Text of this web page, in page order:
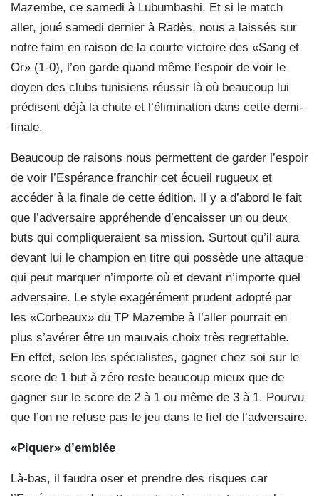
Mazembe, ce samedi à Lubumbashi. Et si le match
aller, joué samedi dernier à Radès, nous a laissés sur
notre faim en raison de la courte victoire des «Sang et
Or» (1-0), l’on garde quand même l’espoir de voir le
doyen des clubs tunisiens réussir là où beaucoup lui
prédisent déjà la chute et l’élimination dans cette demi-
finale.
Beaucoup de raisons nous permettent de garder l’espoir
de voir l’Espérance franchir cet écueil rugueux et
accéder à la finale de cette édition. Il y a d’abord le fait
que l’adversaire appréhende d’encaisser un ou deux
buts qui compliqueraient sa mission. Surtout qu’il aura
devant lui le champion en titre qui possède une attaque
qui peut marquer n’importe où et devant n’importe quel
adversaire. Le style exagérément prudent adopté par
les «Corbeaux» du TP Mazembe à l’aller pourrait en
plus s’avérer être un mauvais choix très regrettable.
En effet, selon les spécialistes, gagner chez soi sur le
score de 1 but à zéro reste beaucoup mieux que de
gagner sur le score de 2 à 1 ou même de 3 à 1. Pourvu
que l’on ne refuse pas le jeu dans le fief de l’adversaire.
«Piquer» d’emblée
Là-bas, il faudra oser et prendre des risques car